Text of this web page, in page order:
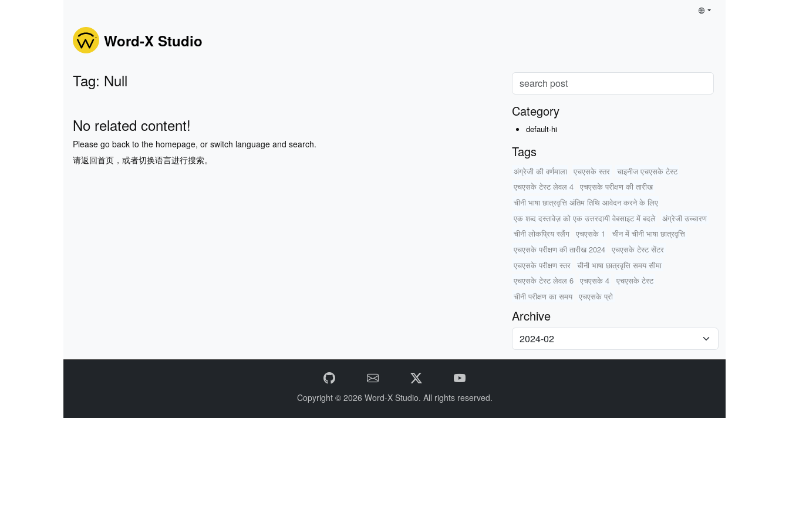
Word-X Studio
Tag: Null
No related content!
Please go back to the homepage, or switch language and search.
请返回首页，或者切换语言进行搜索。
Category
default-hi
Tags
अंग्रेजी की वर्णमाला एचएसके स्तर
चाइनीज एचएसके टेस्ट
एचएसके टेस्ट लेवल 4
एचएसके परीक्षण की तारीख
चीनी भाषा छात्रवृत्ति अंतिम तिथि आवेदन करने के लिए
एक शब्द दस्तावेज़ को एक उत्तरदायी वेबसाइट में बदले
अंग्रेजी उच्चारण
चीनी लोकप्रिय स्लैंग
एचएसके 1
चीन में चीनी भाषा छात्रवृत्ति
एचएसके परीक्षण की तारीख 2024
एचएसके टेस्ट सेंटर
एचएसके परीक्षण स्तर
चीनी भाषा छात्रवृत्ति समय सीमा
एचएसके टेस्ट लेवल 6
एचएसके 4
एचएसके टेस्ट
चीनी परीक्षण का समय
एचएसके प्रो
Archive
Copyright © 2026 Word-X Studio. All rights reserved.